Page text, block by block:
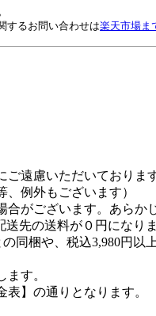
するお問い合わせは楽天市場ま
遠慮いただいております
例外もございます）
ございます。あらかじ
先の送料が０円になりま
同梱や、税込3,980円以
す。
】の通りとなります。